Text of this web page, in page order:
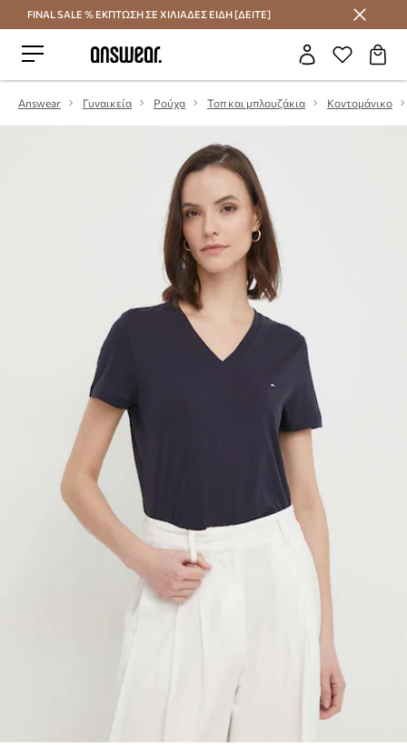
Εξοικονομήστε με το Answear Club
FINAL SALE % ΕΚΠΤΩΣΗ ΣΕ ΧΙΛΙΑΔΕΣ ΕΙΔΗ [ΔΕΙΤΕ]
Answear Γυναικεία Ρούχα Τοπ και μπλουζάκια Κοντομάνικο